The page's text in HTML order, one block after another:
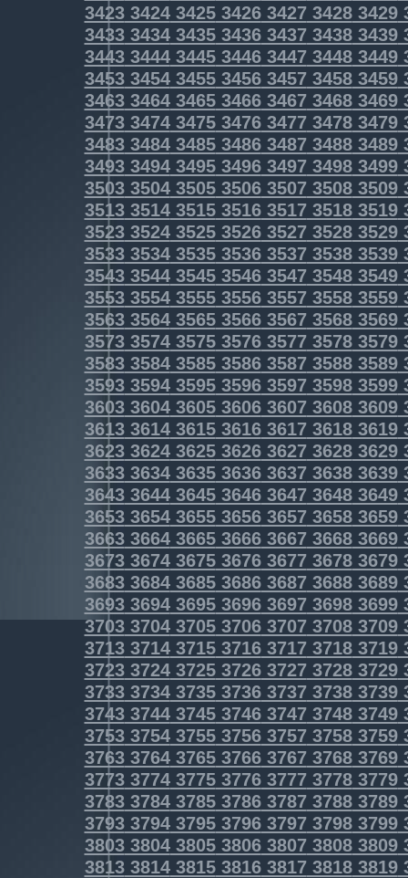
3423342434253426342734283429
3433343434353436343734383439
3443344434453446344734483449
3453345434553456345734583459
3463346434653466346734683469
3473347434753476347734783479
3483348434853486348734883489
3493349434953496349734983499
3503350435053506350735083509
3513351435153516351735183519
3523352435253526352735283529
3533353435353536353735383539
3543354435453546354735483549
3553355435553556355735583559
3563356435653566356735683569
3573357435753576357735783579
3583358435853586358735883589
3593359435953596359735983599
3603360436053606360736083609
3613361436153616361736183619
3623362436253626362736283629
3633363436353636363736383639
3643364436453646364736483649
3653365436553656365736583659
3663366436653666366736683669
3673367436753676367736783679
3683368436853686368736883689
3693369436953696369736983699
3703370437053706370737083709
3713371437153716371737183719
3723372437253726372737283729
3733373437353736373737383739
3743374437453746374737483749
3753375437553756375737583759
3763376437653766376737683769
3773377437753776377737783779
3783378437853786378737883789
3793379437953796379737983799
3803380438053806380738083809
3813381438153816381738183819